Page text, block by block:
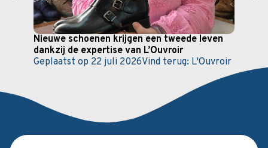
Nieuwe schoenen krijgen een tweede leven
dankzij de expertise van L’Ouvroir
Geplaatst op 22 juli 2026Vind terug: L'Ouvroir